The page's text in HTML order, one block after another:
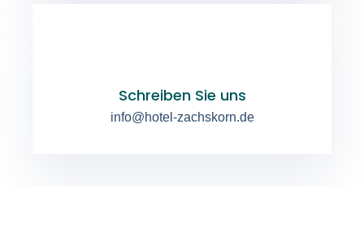
Schreiben Sie uns
info@hotel-zachskorn.de